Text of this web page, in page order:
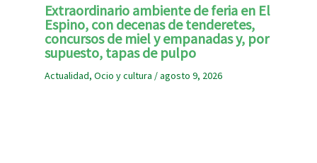
Extraordinario ambiente de feria en El
Espino, con decenas de tenderetes,
concursos de miel y empanadas y, por
supuesto, tapas de pulpo
Actualidad, Ocio y cultura /agosto 9, 2026